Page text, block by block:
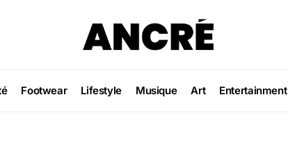
Footwear Lifestyle Musique Art Entertainment